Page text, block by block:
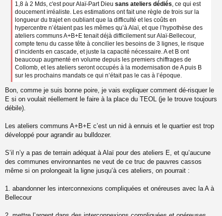
1,8 à 2 Mds, c'est pour Alaï-Part Dieu sans ateliers dédiés, ce qui est
doucement irréaliste. Les estimations ont fait une règle de trois sur la
longueur du trajet en oubliant que la difficulté et les coûts en
hypercentre n’étaient pas les mêmes qu’à Alaï, et que l’hypothèse des
ateliers communs A+B+E tenait déjà difficilement sur Alaï-Bellecour,
compte tenu du casse tête à concilier les besoins de 3 lignes, le risque
d’incidents en cascade, et juste la capacité nécessaire. A et B ont
beaucoup augmenté en volume depuis les premiers chiffrages de
Collomb, et les ateliers seront occupés à la modernisation de A puis B
sur les prochains mandats ce qui n’était pas le cas à l’époque.
Bon, comme je suis bonne poire, je vais expliquer comment dé-risquer le
E si on voulait réellement le faire à la place du TEOL (je le trouve toujours
débile).
Les ateliers communs A+B+E c’est un nid à ennuis et le quartier est trop
développé pour agrandir au bulldozer.
S’il n’y a pas de terrain adéquat à Alaï pour des ateliers E, et qu’aucune
des communes environnantes ne veut de ce truc de pauvres cassos
même si on prolongeait la ligne jusqu’à ces ateliers, on pourrait :
1. abandonner les interconnexions compliquées et onéreuses avec la A à
Bellecour